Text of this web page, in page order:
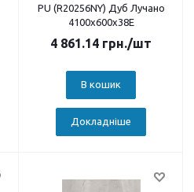
PU (R20256NY) Дуб Лучано
4100х600х38E
4 861.14 грн./шт
В кошик
Докладніше